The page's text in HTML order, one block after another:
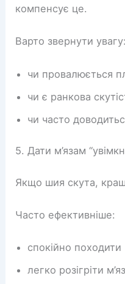
компенсує це.
Варто звернути увагу:
чи провалюється
чи є ранкова
чи часто
5. Дати м’язам
Якщо шия скута,
Часто ефективніше:
спокійно походити
легко розігріти